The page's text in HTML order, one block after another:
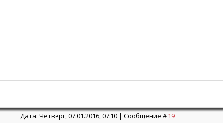
Дата: Четверг, 07.01.2016, 07:10 | Сообщение # 19